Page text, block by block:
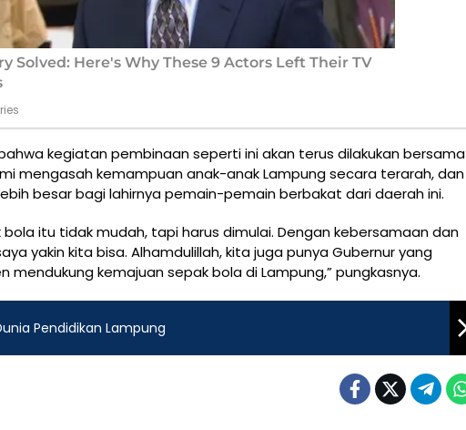
kegiatan pembinaan seperti ini akan terus dilakukan bersama
mengasah kemampuan anak-anak Lampung secara terarah, dan
besar bagi lahirnya pemain-pemain berbakat dari daerah ini.
bola itu tidak mudah, tapi harus dimulai. Dengan kebersamaan dan
yakin kita bisa. Alhamdulillah, kita juga punya Gubernur yang
mendukung kemajuan sepak bola di Lampung,” pungkasnya.
Pendidikan Lampung